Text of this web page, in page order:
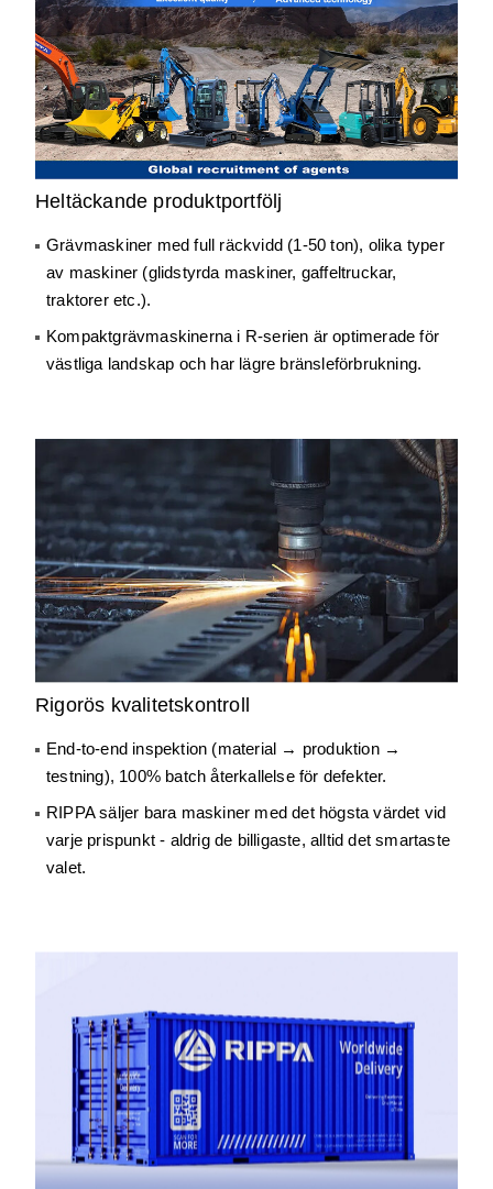
Heltäckande produktportfölj
Grävmaskiner med full räckvidd (1-50 ton), olika typer
av maskiner (glidstyrda maskiner, gaffeltruckar,
traktorer etc.).
Kompaktgrävmaskinerna i R-serien är optimerade för
västliga landskap och har lägre bränsleförbrukning.
Rigorös kvalitetskontroll
End-to-end inspektion (material → produktion →
testning), 100% batch återkallelse för defekter.
RIPPA säljer bara maskiner med det högsta värdet vid
varje prispunkt - aldrig de billigaste, alltid det smartaste
valet.